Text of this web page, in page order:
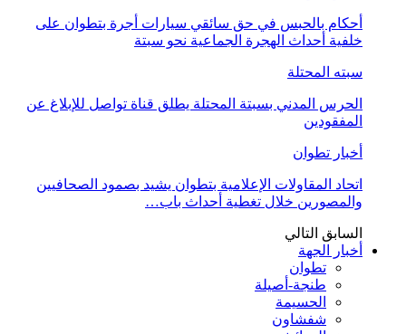
أحكام بالحبس في حق سائقي سيارات أجرة بتطوان على
خلفية أحداث الهجرة الجماعية نحو سبتة
سبته المحتلة
الحرس المدني بسبتة المحتلة يطلق قناة تواصل للإبلاغ عن
المفقودين
أخبار تطوان
اتحاد المقاولات الإعلامية بتطوان يشيد بصمود الصحافيين
والمصورين خلال تغطية أحداث باب…
السابق التالي
أخبار الجهة
تطوان
طنجة-أصيلة
الحسيمة
شفشاون